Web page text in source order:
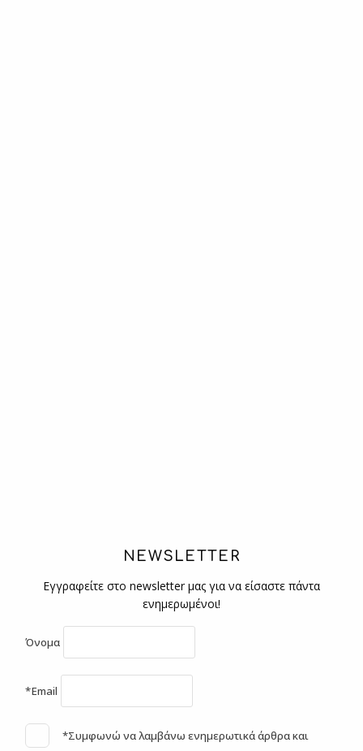
NEWSLETTER
Εγγραφείτε στο newsletter μας για να είσαστε πάντα
ενημερωμένοι!
Όνομα
*Email
*Συμφωνώ να λαμβάνω ενημερωτικά άρθρα και